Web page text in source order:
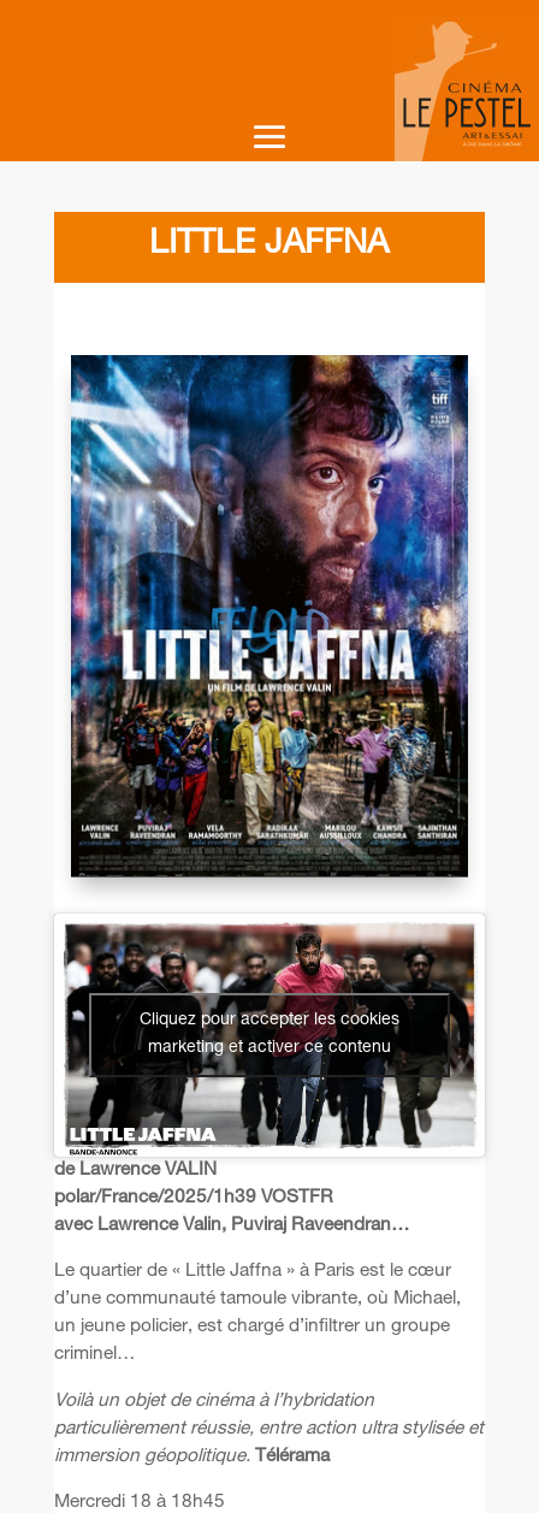
LITTLE JAFFNA
Cliquez pour accepter les cookies
marketing et activer ce contenu
de Lawrence VALIN
polar/France/2025/1h39 VOSTFR
avec Lawrence Valin, Puviraj Raveendran…
Le quartier de « Little Jaffna » à Paris est le cœur
d’une communauté tamoule vibrante, où Michael,
un jeune policier, est chargé d’infiltrer un groupe
criminel…
Voilà un objet de cinéma à l’hybridation
particulièrement réussie, entre action ultra stylisée et
immersion géopolitique. Télérama
Mercredi 18 à 18h45